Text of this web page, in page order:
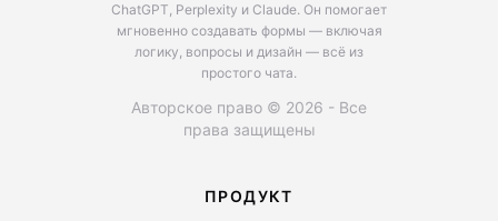
ChatGPT, Perplexity и Claude. Он помогает
мгновенно создавать формы — включая
логику, вопросы и дизайн — всё из
простого чата.
Авторское право © 2026 - Все
права защищены
ПРОДУКТ